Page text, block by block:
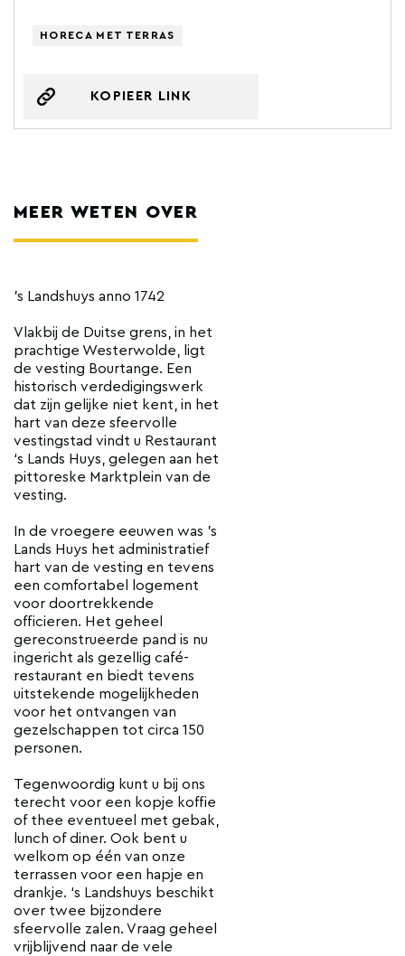
HORECA MET TERRAS
KOPIEER LINK
MEER WETEN OVER
's Landshuys anno 1742
Vlakbij de Duitse grens, in het
prachtige Westerwolde, ligt
de vesting Bourtange. Een
historisch verdedigingswerk
dat zijn gelijke niet kent, in het
hart van deze sfeervolle
vestingstad vindt u Restaurant
‘s Lands Huys, gelegen aan het
pittoreske Marktplein van de
vesting.
In de vroegere eeuwen was ’s
Lands Huys het administratief
hart van de vesting en tevens
een comfortabel logement
voor doortrekkende
officieren. Het geheel
gereconstrueerde pand is nu
ingericht als gezellig café-
restaurant en biedt tevens
uitstekende mogelijkheden
voor het ontvangen van
gezelschappen tot circa 150
personen.
Tegenwoordig kunt u bij ons
terecht voor een kopje koffie
of thee eventueel met gebak,
lunch of diner. Ook bent u
welkom op één van onze
terrassen voor een hapje en
drankje. ‘s Landshuys beschikt
over twee bijzondere
sfeervolle zalen. Vraag geheel
vrijblijvend naar de vele